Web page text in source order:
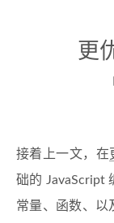
更
接着上一文，在
础的 JavaScript
常量、函数、以